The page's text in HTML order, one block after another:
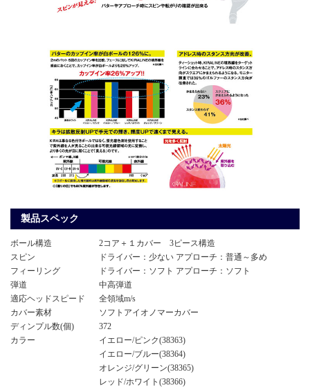
製品スペック
ボール構造
2コア＋１カバー 3ピース構造
スピン
ドライバー：少ない アプローチ：普通～多め
フィーリング
ドライバー：ソフト アプローチ：ソフト
弾道
中高弾道
適応ヘッドスピード
全領域m/s
カバー素材
ソフトアイオノマーカバー
ディンプル数(個)
372
カラー
イエロー/ピンク(38363)
イエロー/ブルー(38364)
オレンジ/グリーン(38365)
レッド/ホワイト(38366)